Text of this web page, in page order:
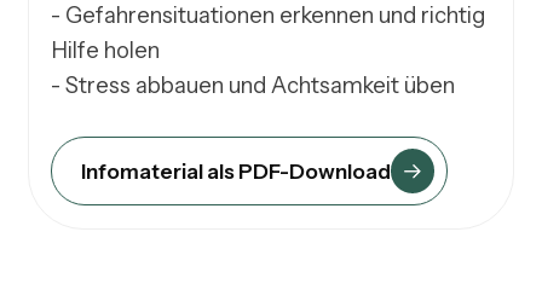
- Gefahrensituationen erkennen und richtig
Hilfe holen
Infomaterial als PDF-Download